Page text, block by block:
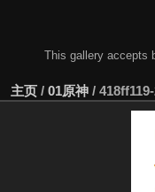
This gallery accepts
主页 / 01原神 /